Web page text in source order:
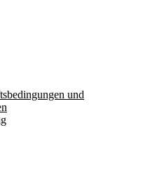
und